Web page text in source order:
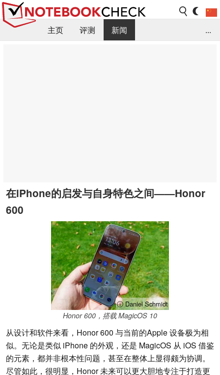
主页 评测
新闻
...
在iPhone的启发与自身特色之间——Honor
600
ⓘ Daniel Schmidt
Honor 600，搭载 MagicOS 10
从设计和软件来看，Honor 600 与当前的Apple 设备极为相
似。无论是类似 iPhone 的外观，还是 MagicOS 从 iOS 借鉴
的元素，都并非根本性问题，甚至在整体上显得颇为协调。
尽管如此，很明显，Honor 未来可以更大胆地专注于打造更